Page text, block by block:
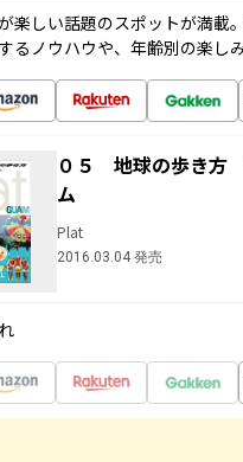
楽しい話題のスポットが満載
るノウハウや、年齢別の楽し
０５ 地球の歩き
ム
Plat
2016.03.04 発売